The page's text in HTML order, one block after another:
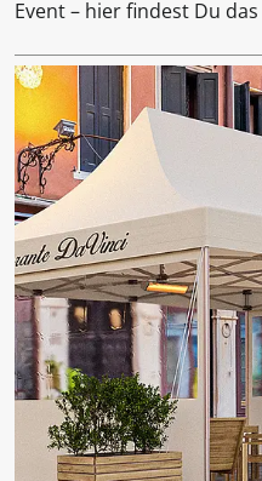
Event – hier findest Du